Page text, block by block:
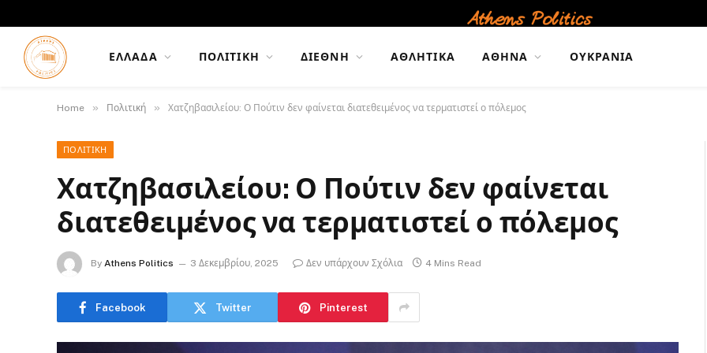
ΕΛΛΆΔΑ ΠΟΛΙΤΙΚΉ ΔΙΕΘΝΉ ΑΘΛΗΤΙΚΆ ΑΘΉΝΑ ΟΥΚΡΑΝΊΑ
Home » Πολιτική » Χατζηβασιλείου: Ο Πούτιν δεν φαίνεται διατεθειμένος να τερματιστεί ο πόλεμος
ΠΟΛΙΤΙΚΉ
Χατζηβασιλείου: Ο Πούτιν δεν φαίνεται
διατεθειμένος να τερματιστεί ο πόλεμος
By Athens Politics 3 Δεκεμβρίου, 2025 Δεν υπάρχουν Σχόλια 4 Mins Read
Facebook Twitter Pinterest